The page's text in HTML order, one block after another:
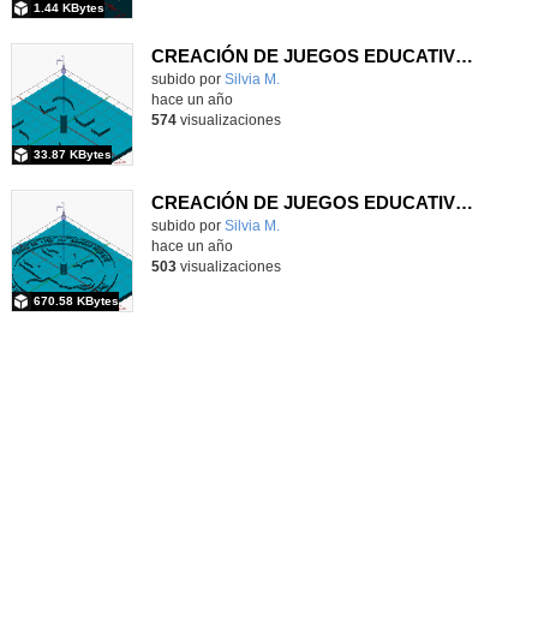
1.44 KBytes
CREACIÓN DE JUEGOS EDUCATIVOS A TRAVÉS DEL DISEÑO E IMPRESIÓN 3D EN EL AULA DE RELIGIÓN
Contenido educativo.
subido por Silvia M.
33.87 KBytes
hace un año
574visualizaciones
CREACIÓN DE JUEGOS EDUCATIVOS A TRAVÉS DEL DISEÑO E IMPRESIÓN 3D EN EL AULA DE RELIGIÓN
Contenido educativo.
subido por Silvia M.
670.58 KBytes
hace un año
503visualizaciones